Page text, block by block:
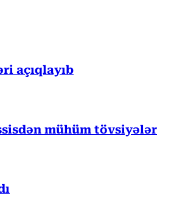
açıqlayıb
mühüm tövsiyələr